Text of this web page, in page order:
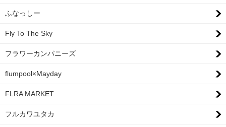
ふなっしー
Fly To The Sky
フラワーカンパニーズ
flumpool×Mayday
FLRA MARKET
フルカワユタカ